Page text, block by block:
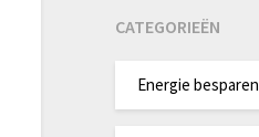
CATEGORIEËN
Energie besparen